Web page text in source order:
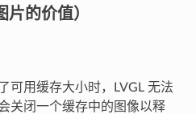
的价值）
可用缓存大小时，LVGL 无法
关闭一个缓存中的图像以释